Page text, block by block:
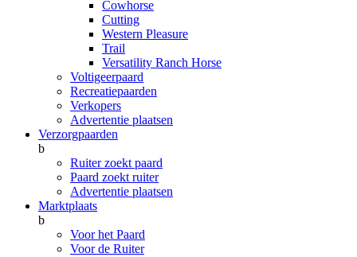
Cowhorse
Cutting
Western Pleasure
Trail
Versatility Ranch Horse
Voltigeerpaard
Recreatiepaarden
Verkopers
Advertentie plaatsen
Verzorgpaarden
b
Ruiter zoekt paard
Paard zoekt ruiter
Advertentie plaatsen
Marktplaats
b
Voor het Paard
Voor de Ruiter